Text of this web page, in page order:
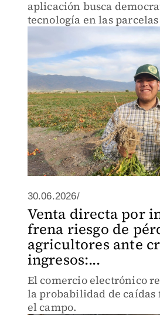
aplicación busca
tecnología en las
optimizar recursos y
30.06.2026/
Venta directa por
frena riesgo de
agricultores ante
ingresos:...
El comercio electrónico
la probabilidad de
el campo.